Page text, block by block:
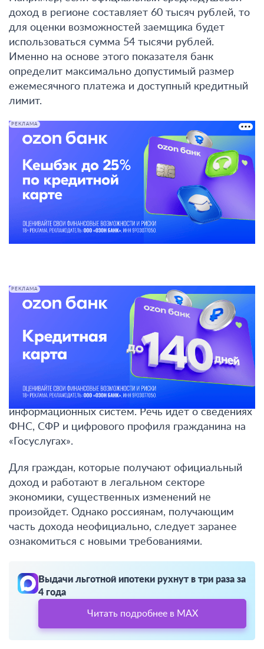
доход в регионе составляет 60 тысяч рублей, то
для оценки возможностей заемщика будет
использоваться сумма 54 тысячи рублей.
Именно на основе этого показателя банк
определит максимально допустимый размер
ежемесячного платежа и доступный кредитный
лимит.
РЕКЛАМА
РЕКЛАМА
Что изменится с 1 июля 2027 года
По словам эксперта,
с 1 июля 2027 года банки
должны будут практически полностью
отказаться от использования непроверенной
информации о доходах клиентов. Основой для
оценки станут данные из государственных
информационных систем. Речь идет о сведениях
ФНС, СФР и цифрового профиля гражданина на
«Госуслугах».
Для граждан, которые получают официальный
доход и работают в легальном секторе
экономики, существенных изменений не
произойдет. Однако россиянам, получающим
часть дохода неофициально, следует заранее
ознакомиться с новыми требованиями.
Выдачи льготной ипотеки рухнут в три раза за
4 года
Читать подробнее в MAX